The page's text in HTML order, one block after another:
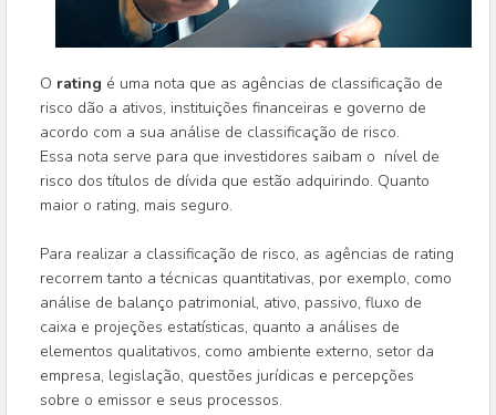
O rating é uma nota que as agências de classificação de
risco dão a ativos, instituições financeiras e governo de
acordo com a sua análise de classificação de risco.
Essa nota serve para que investidores saibam o nível de
risco dos títulos de dívida que estão adquirindo. Quanto
maior o rating, mais seguro.
Para realizar a classificação de risco, as agências de rating
recorrem tanto a técnicas quantitativas, por exemplo, como
análise de balanço patrimonial, ativo, passivo, fluxo de
caixa e projeções estatísticas, quanto a análises de
elementos qualitativos, como ambiente externo, setor da
empresa, legislação, questões jurídicas e percepções
sobre o emissor e seus processos.